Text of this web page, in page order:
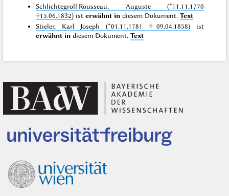
Schlichtegroll|Rousseau, Auguste (*11.11.1770
†15.06.1832) isterwähnt in diesem Dokument.Text
Stieler, Karl Joseph (*01.11.1781 †09.04.1858) ist
erwähnt in diesem Dokument.Text